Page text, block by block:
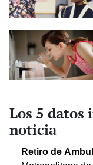
Los 5 datos
noticia
Retiro de